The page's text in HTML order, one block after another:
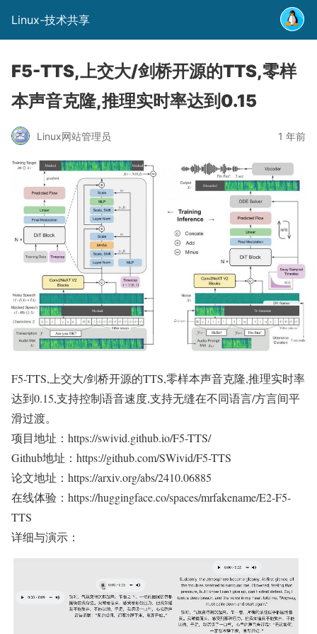
Linux-技术共享
F5-TTS,上交大/剑桥开源的TTS,零样
本声音克隆,推理实时率达到0.15
Linux网站管理员 1 年前
F5-TTS,上交大/剑桥开源的TTS,零样本声音克隆,推理实时率
达到0.15,支持控制语音速度,支持无缝在不同语言/方言间平
滑过渡。
项目地址：https://swivid.github.io/F5-TTS/
Github地址：https://github.com/SWivid/F5-TTS
论文地址：https://arxiv.org/abs/2410.06885
在线体验：https://huggingface.co/spaces/mrfakename/E2-F5-
TTS
详细与演示：